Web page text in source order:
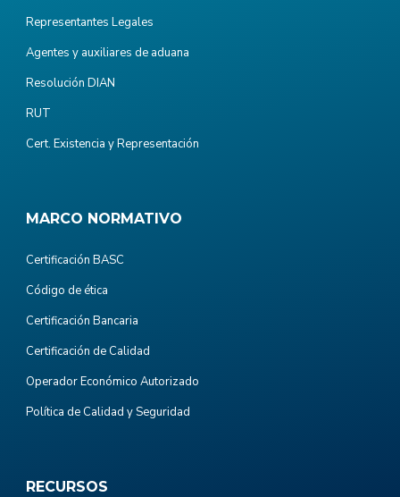
Representantes Legales
Agentes y auxiliares de aduana
Resolución DIAN
RUT
Cert. Existencia y Representación
MARCO NORMATIVO
Certificación BASC
Código de ética
Certificación Bancaria
Certificación de Calidad
Operador Económico Autorizado
Política de Calidad y Seguridad
RECURSOS